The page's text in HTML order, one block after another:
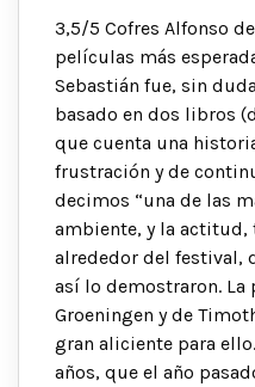
3,5/5 Cofres Alfonso
películas más
Sebastián fue, sin
basado en dos libros
que cuenta una
frustración y de
decimos “una de las
ambiente, y la actitud,
alrededor del festival,
así lo demostraron. La
Groeningen y de
gran aliciente para
años, que el año